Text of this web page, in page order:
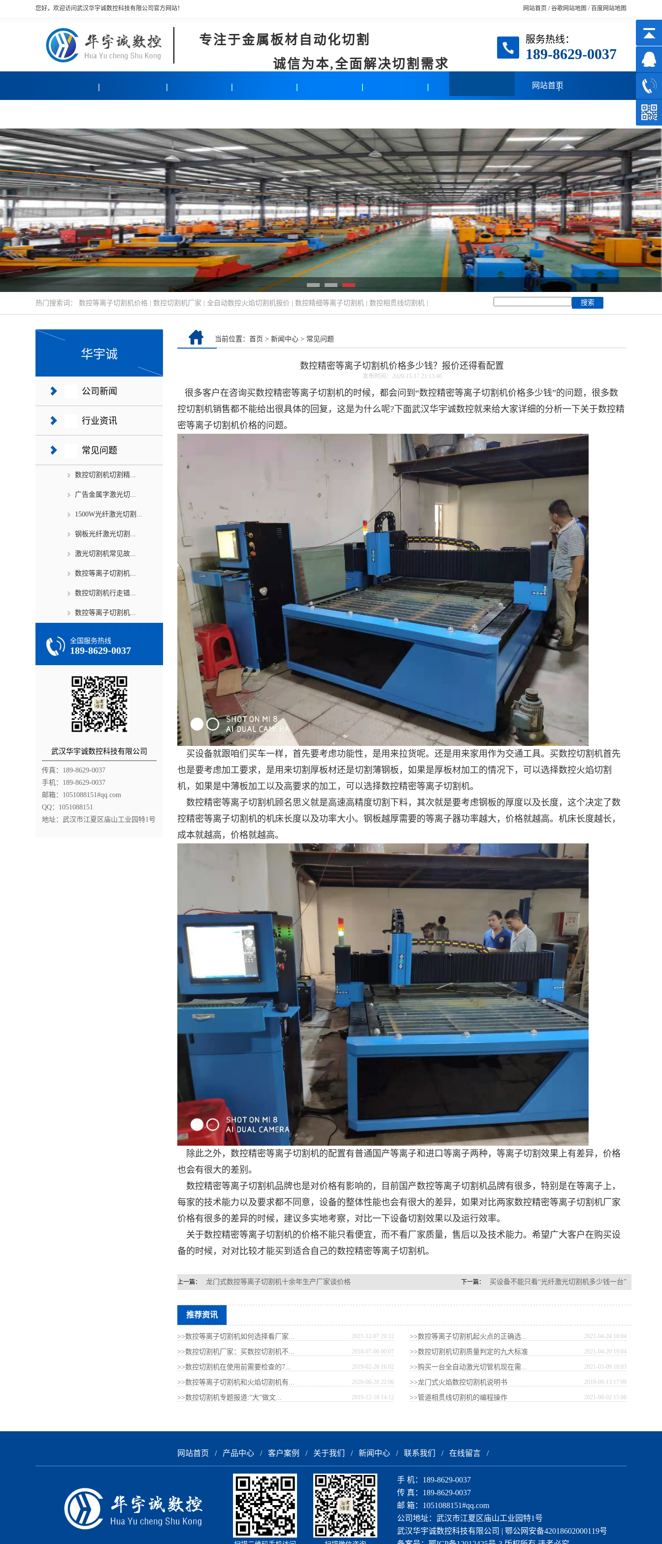
您好，欢迎访问武汉华宇诚数控科技有限公司官方网站！ 网站首页 /谷歌网站地图 / 百度网站地图
专注于金属板材自动化切割
诚信为本,全面解决切割需求
服务热线：
189-8629-0037
网站首页
热门搜索词： 数控等离子切割机价格 数控切割机厂家 全自动数控火焰切割机报价 数控精细等离子切割机 数控相贯线切割机
华宇诚
公司新闻
行业资讯
常见问题
数控切割机切割精...
广告金属字激光切...
1500W光纤激光切割...
钢板光纤激光切割...
激光切割机常见故...
数控等离子切割机...
数控切割机行走错...
数控等离子切割机...
全国服务热线
189-8629-0037
武汉华宇诚数控科技有限公司
传真：189-8629-0037
手机：189-8629-0037
邮箱：1051088151#qq.com
QQ：1051088151
地址：武汉市江夏区庙山工业园特1号
当前位置： 首页 > 新闻中心 > 常见问题
数控精密等离子切割机价格多少钱？报价还得看配置
发布时间：2020-11-17 21:13:46
很多客户在咨询买数控精密等离子切割机的时候，都会问到“数控精密等离子切割机价格多少钱”的问题，很多数
控切割机销售都不能给出很具体的回复，这是为什么呢?下面武汉华宇诚数控就来给大家详细的分析一下关于数控精
密等离子切割机价格的问题。
买设备就跟咱们买车一样，首先要考虑功能性，是用来拉货呢。还是用来家用作为交通工具。买数控切割机首先
也是要考虑加工要求，是用来切割厚板材还是切割薄钢板，如果是厚板材加工的情况下，可以选择数控火焰切割
机，如果是中薄板加工以及高要求的加工，可以选择数控精密等离子切割机。
数控精密等离子切割机顾名思义就是高速高精度切割下料，其次就是要考虑钢板的厚度以及长度，这个决定了数
控精密等离子切割机的机床长度以及功率大小。钢板越厚需要的等离子器功率越大，价格就越高。机床长度越长，
成本就越高，价格就越高。
除此之外，数控精密等离子切割机的配置有普通国产等离子和进口等离子两种，等离子切割效果上有差异，价格
也会有很大的差别。
数控精密等离子切割机品牌也是对价格有影响的，目前国产数控等离子切割机品牌有很多，特别是在等离子上，
每家的技术能力以及要求都不同意，设备的整体性能也会有很大的差异，如果对比两家数控精密等离子切割机厂家
价格有很多的差异的时候，建议多实地考察，对比一下设备切割效果以及运行效率。
关于数控精密等离子切割机的价格不能只看便宜，而不看厂家质量，售后以及技术能力。希望广大客户在购买设
备的时候，对对比较才能买到适合自己的数控精密等离子切割机。
上一篇： 龙门式数控等离子切割机十余年生产厂家谈价格 下一篇： 买设备不能只看“光纤激光切割机多少钱一台”
推荐资讯
>>数控等离子切割机如何选择看厂家... 2021-12-07 20:12
>>数控切割机厂家：买数控切割机不... 2018-07-06 00:07
>>数控切割机在使用前需要检查的7... 2019-02-26 16:02
>>数控等离子切割机和火焰切割机有... 2020-06-20 22:06
>>数控切割机专题报道:“大”做文... 2019-12-18 14:12
>>数控等离子切割机起火点的正确选... 2021-04-24 18:04
>>数控切割机切割质量判定的九大标准 2021-04-20 19:04
>>购买一台全自动激光切管机现在需... 2021-03-09 18:03
>>龙门式火焰数控切割机说明书 2019-09-13 17:09
>>管道相贯线切割机的编程操作 2021-08-02 15:08
网站首页 / 产品中心 / 客户案例 / 关于我们 / 新闻中心 / 联系我们 / 在线留言 /
手 机：189-8629-0037
传 真：189-8629-0037
邮 箱：1051088151#qq.com
公司地址：武汉市江夏区庙山工业园特1号
武汉华宇诚数控科技有限公司 | 鄂公网安备42018602000119号